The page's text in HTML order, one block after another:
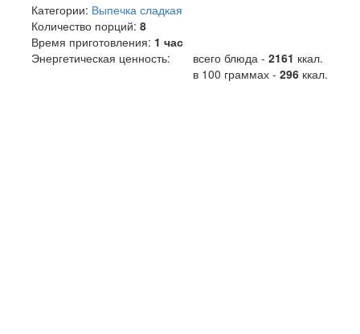
Категории: Выпечка сладкая
Количество порций: 8
Время приготовления: 1 час
Энергетическая ценность:
всего блюда - 2161 ккал.
в 100 граммах - 296 ккал.